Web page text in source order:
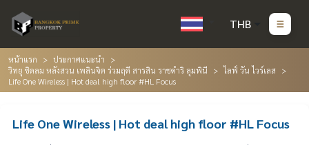
THB
หน้าแรก
ประกาศแนะนำ
วิทยุ ชิดลม หลังสวน เพลินจิต ร่วมฤดี สารสิน ราชดำริ ลุมพินี
ไลฟ์ วัน ไวร์เลส
Life One Wireless | Hot deal high floor #HL Focus
Life One Wireless | Hot deal high floor #HL Focus